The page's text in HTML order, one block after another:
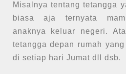
Misalnya tentang tetangga
biasa aja ternyata
anaknya keluar negeri.
tetangga depan rumah
di setiap hari Jumat dll dsb.